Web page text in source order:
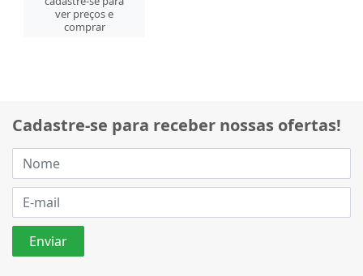
ver preços e
comprar
Cadastre-se para receber nossas ofertas!